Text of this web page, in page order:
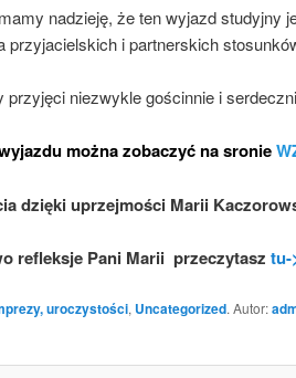
nadzieję, że ten wyjazd studyjny
przyjacielskich i partnerskich
przyjęci niezwykle gościnnie i
można zobaczyć na sronie
dzięki uprzejmości Marii
refleksje Pani Marii przeczytasz tu-
uroczystości, Uncategorized. Autor: